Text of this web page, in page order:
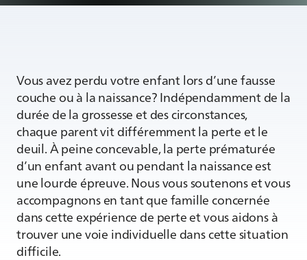
Vous avez perdu votre enfant lors d’une fausse
couche ou à la naissance? Indépendamment de la
durée de la grossesse et des circonstances,
chaque parent vit différemment la perte et le
deuil. À peine concevable, la perte prématurée
d’un enfant avant ou pendant la naissance est
une lourde épreuve. Nous vous soutenons et vous
accompagnons en tant que famille concernée
dans cette expérience de perte et vous aidons à
trouver une voie individuelle dans cette situation
difficile.